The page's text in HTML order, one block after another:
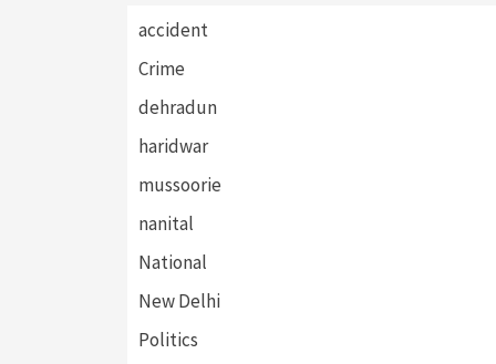
accident
Crime
dehradun
haridwar
mussoorie
nanital
National
New Delhi
Politics